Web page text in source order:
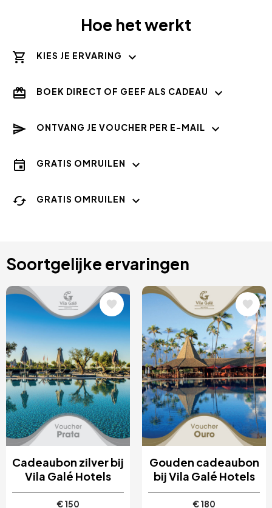
Hoe het werkt
KIES JE ERVARING
BOEK DIRECT OF GEEF ALS CADEAU
ONTVANG JE VOUCHER PER E-MAIL
GRATIS OMRUILEN
GRATIS OMRUILEN
Soortgelijke ervaringen
Afbeelding
Cadeaubon zilver bij
Vila Galé Hotels
€ 150
Afbeelding
Gouden cadeaubon
bij Vila Galé Hotels
€ 180